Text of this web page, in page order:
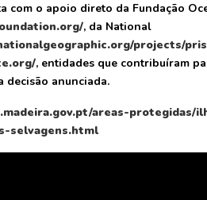
com o apoio direto da Fundação
, da National
projects/
, entidades que contribuíram
decisão anunciada.
areas-protegidas/
selvagens.html